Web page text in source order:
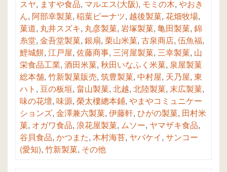
スヤ, ますや食品, マルエス(大阪), モミの木, やおき
ん, 阿部幸製菓, 稲葉ピーナツ, 越後製菓, 花畑牧場,
菓道, 丸井スズキ, 丸彦製菓, 岩塚製菓, 亀田製菓, 錦
糸堂, 金吾堂製菓, 銀扇, 栗山米菓, 古泉商店, 伍魚福,
鯉城餅, 江戸屋, 佐藤商事, 三河屋製菓, 三幸製菓, 山
栄食品工業, 酒田米菓, 秋田いなふく米菓, 泉屋製菓
総本舗, 竹新製菓販売, 筑豊製菓, 中村屋, 天乃屋, 東
ハト , 豆の板垣, 畠山製菓, 北越, 北陸製菓, 末広製菓,
味の花壇, 味源, 榮太樓總本鋪, やまやコミュニケー
ションズ, 金澤兼六製菓, 伊藤軒, ひがの製菓, 田村米
菓, オガワ食品, 浪花屋製菓, ムソー, ヤマザキ食品,
谷貝食品, かつまた, 木村海苔, ヤバケイ, サンコー
(愛知), 竹新製菓, その他